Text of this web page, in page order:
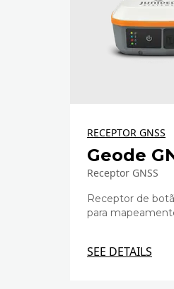
RECEPTOR GNSS
Geode
Receptor GNSS
Receptor de
para
SEE DETAILS